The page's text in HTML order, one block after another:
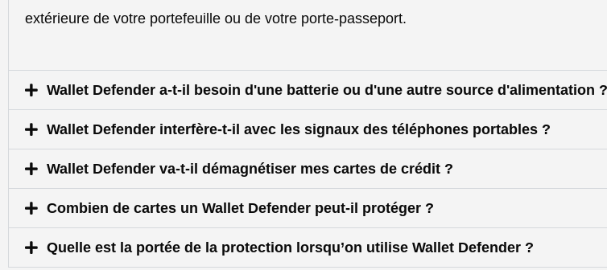
extérieure de votre portefeuille ou de votre porte-passeport.
Wallet Defender a-t-il besoin d'une batterie ou d'une autre source d'alimentation ?
Wallet Defender interfère-t-il avec les signaux des téléphones portables ?
Wallet Defender va-t-il démagnétiser mes cartes de crédit ?
Combien de cartes un Wallet Defender peut-il protéger ?
Quelle est la portée de la protection lorsqu’on utilise Wallet Defender ?